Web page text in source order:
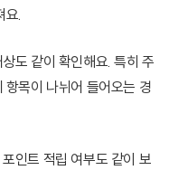
요.
도 같이 확인해요. 특히 주
항목이 나뉘어 들어오는 경
인트 적립 여부도 같이 보